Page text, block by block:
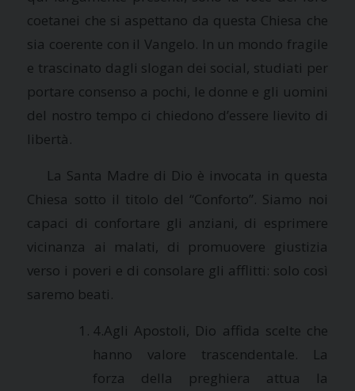
coetanei che si aspettano da questa Chiesa che
sia coerente con il Vangelo. In un mondo fragile
e trascinato dagli slogan dei social, studiati per
portare consenso a pochi, le donne e gli uomini
del nostro tempo ci chiedono d’essere lievito di
libertà.
La Santa Madre di Dio è invocata in questa
Chiesa sotto il titolo del “Conforto”. Siamo noi
capaci di confortare gli anziani, di esprimere
vicinanza ai malati, di promuovere giustizia
verso i poveri e di consolare gli afflitti: solo così
saremo beati.
4.Agli Apostoli, Dio affida scelte che
hanno valore trascendentale. La
forza della preghiera attua la